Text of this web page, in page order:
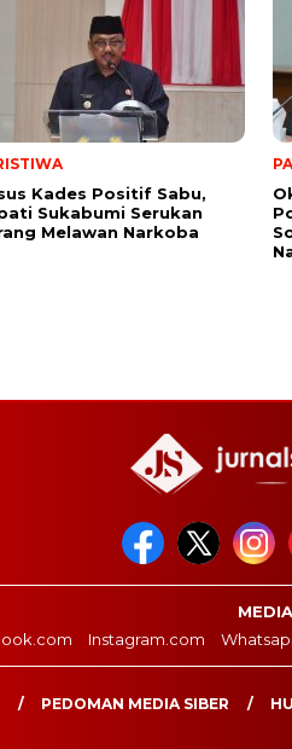
Kades Positif Sabu,
Sukabumi Serukan
Melawan Narkoba
Instagram.com
PEDOMAN MEDIA SIBER